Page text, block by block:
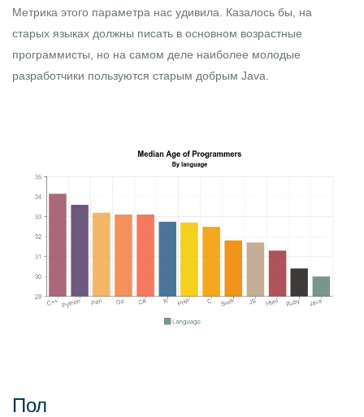
Метрика этого параметра нас удивила. Казалось бы, на
старых языках должны писать в основном возрастные
программисты, но на самом деле наиболее молодые
разработчики пользуются старым добрым Java.
Пол